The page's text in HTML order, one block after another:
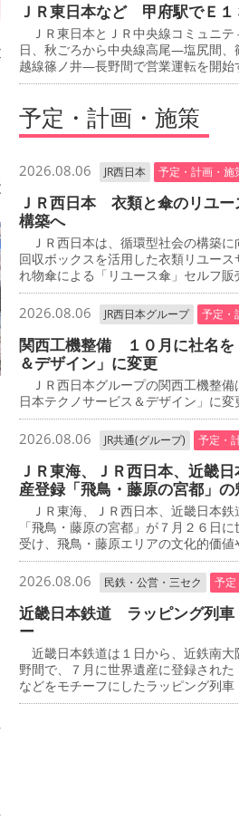
ＪＲ東日本など 甲府駅でＥ１
ＪＲ東日本とＪＲ中央線コミュニテ
日、秋ごろから中央線高尾―塩尻間
越線篠ノ井―長野間で営業運転を開始
予定・計画・施策
2026.08.06 JR西日本 予定・計画・施
ＪＲ西日本 衣類と傘のリユ
構築へ
ＪＲ西日本は、循環型社会の構築に
回収ボックスを活用した衣類リユー
れ物傘による「リユース傘」セルフ販
2026.08.06 JR西日本グループ 予定・
関西工機整備 １０月に社名を
＆デザイン」に変更
ＪＲ西日本グループの関西工機整
日本テクノサービス＆デザイン」に変
2026.08.06 JR共通(グループ) 予定・
ＪＲ東海、ＪＲ西日本、近畿
産登録「飛鳥・藤原の宮都」
ＪＲ東海、ＪＲ西日本、近畿日本鉄
「飛鳥・藤原の宮都」が７月２６日
受け、飛鳥・藤原エリアの文化的価値
2026.08.06 民鉄・公営・三セク 予定
近畿日本鉄道 ラッピング列車
ー
近畿日本鉄道は１日から、近鉄南
野間で、７月に世界遺産に登録され
などをモチーフにしたラッピング列車